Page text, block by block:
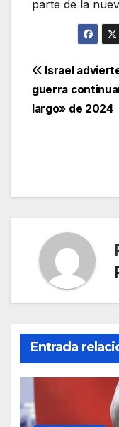
parte de la
de
Israel
guerra
largo» de 2024
Entrada